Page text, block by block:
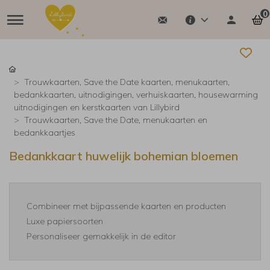
0
Trouwkaarten, Save the Date kaarten, menukaarten,
bedankkaarten, uitnodigingen, verhuiskaarten, housewarming
uitnodigingen en kerstkaarten van Lillybird
Trouwkaarten, Save the Date, menukaarten en
bedankkaartjes
Bedankkaart huwelijk bohemian bloemen
Combineer met bijpassende kaarten en producten
Luxe papiersoorten
Personaliseer gemakkelijk in de editor